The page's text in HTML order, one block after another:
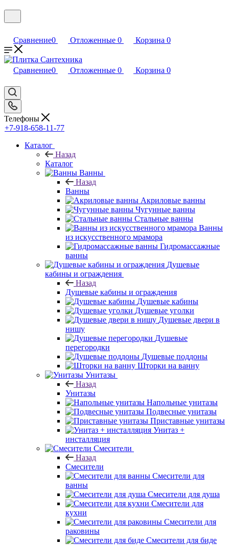
Сравнение0 Отложенные 0 Корзина 0
Сравнение0 Отложенные 0 Корзина 0
Телефоны
+7-918-658-11-77
Каталог
Назад
Каталог
Ванны
Назад
Ванны
Акриловые ванны
Чугунные ванны
Стальные ванны
Ванны
из искусственного мрамора
Гидромассажные
ванны
Душевые
кабины и ограждения
Назад
Душевые кабины и ограждения
Душевые кабины
Душевые уголки
Душевые двери в
нишу
Душевые
перегородки
Душевые поддоны
Шторки на ванну
Унитазы
Назад
Унитазы
Напольные унитазы
Подвесные унитазы
Приставные унитазы
Унитаз +
инсталляция
Смесители
Назад
Смесители
Смесители для
ванны
Смесители для душа
Смесители для
кухни
Смесители для
раковины
Смесители для биде